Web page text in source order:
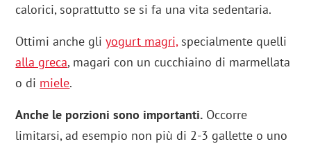
calorici, soprattutto se si fa una vita sedentaria.
Ottimi anche gliyogurt magri,specialmente quelli
alla greca, magari con un cucchiaino di marmellata
o di miele.
Anche le porzioni sono importanti. Occorre
limitarsi, ad esempio non più di 2-3 gallette o uno